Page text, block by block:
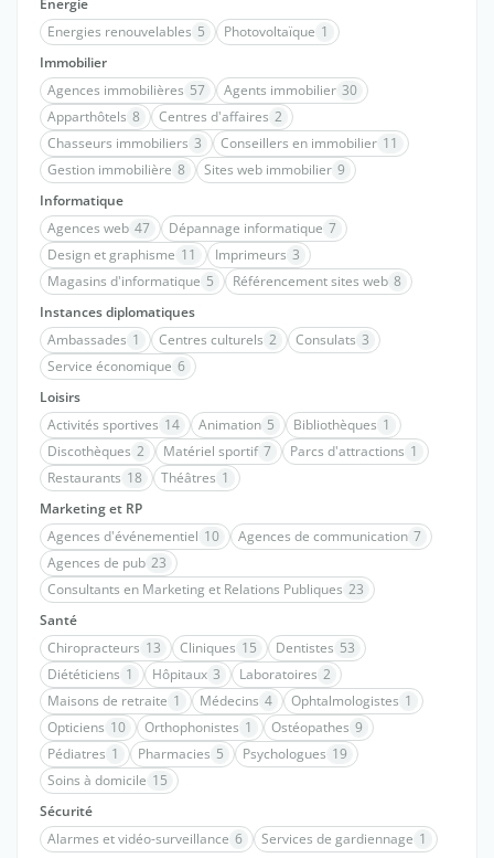
Energie
Energies renouvelables 5 Photovoltaïque 1
Immobilier
Agences immobilières 57 Agents immobilier 30
Apparthôtels 8 Centres d'affaires 2
Chasseurs immobiliers 3 Conseillers en immobilier 11
Gestion immobilière 8 Sites web immobilier 9
Informatique
Agences web 47 Dépannage informatique 7
Design et graphisme 11 Imprimeurs 3
Magasins d'informatique 5 Référencement sites web 8
Instances diplomatiques
Ambassades 1 Centres culturels 2 Consulats 3
Service économique 6
Loisirs
Activités sportives 14 Animation 5 Bibliothèques 1
Discothèques 2 Matériel sportif 7 Parcs d'attractions 1
Restaurants 18 Théâtres 1
Marketing et RP
Agences d'événementiel 10 Agences de communication 7
Agences de pub 23
Consultants en Marketing et Relations Publiques 23
Santé
Chiropracteurs 13 Cliniques 15 Dentistes 53
Diététiciens 1 Hôpitaux 3 Laboratoires 2
Maisons de retraite 1 Médecins 4 Ophtalmologistes 1
Opticiens 10 Orthophonistes 1 Ostéopathes 9
Pédiatres 1 Pharmacies 5 Psychologues 19
Soins à domicile 15
Sécurité
Alarmes et vidéo-surveillance 6 Services de gardiennage 1